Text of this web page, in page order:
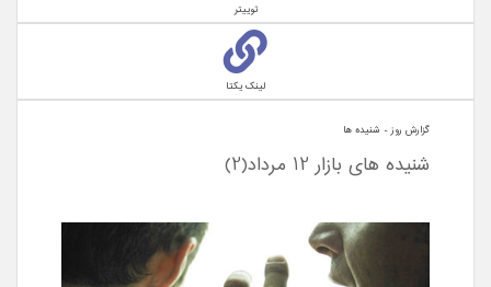
توییتر
لینک یکتا
گزارش روز - شنيده ها
شنیده های بازار 12 مرداد(2)